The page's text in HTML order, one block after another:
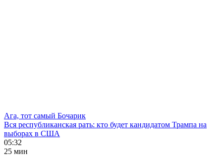
Ага, тот самый Бочарик
Вся республиканская рать: кто будет кандидатом Трампа на
выборах в США
05:32
25 мин